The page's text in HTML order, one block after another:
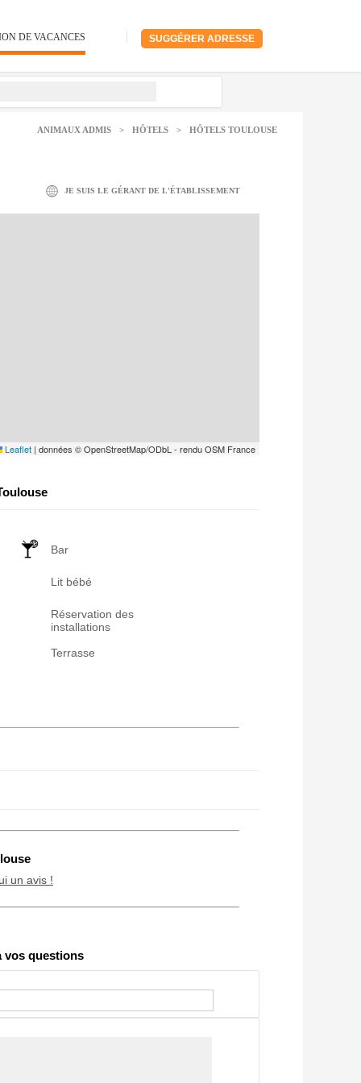
SUGGÉRER ADRESSE
DE VACANCES
ANIMAUX ADMIS > HÔTELS > HÔTELS TOULOUSE
JE SUIS LE GÉRANT DE L'ÉTABLISSEMENT
Leaflet | données © OpenStreetMap/ODbL - rendu OSM France
Bar
Lit bébé
Réservation des
installations
Terrasse
un avis !
vos questions